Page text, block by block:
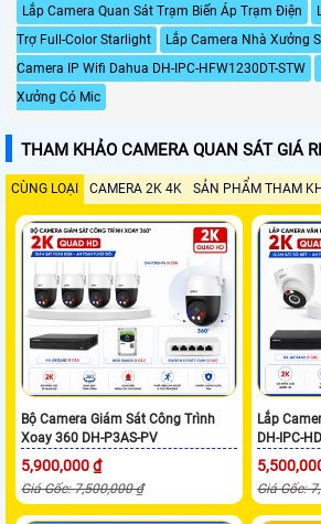
Lắp Camera Quan Sát Trạm Biến Áp Trạm Điện
Trợ Full-Color Starlight
Lắp Camera Nhà Xưởng
Camera IP Wifi Dahua DH-IPC-HFW1230DT-STW
Xưởng Có Mic
THAM KHẢO CAMERA QUAN SÁT GIÁ
CÙNG LOẠI CAMERA 2K 4K SẢN PHẨM THAM
Bộ Camera Giám Sát Công Trình
Xoay 360 DH-P3AS-PV
5,900,000 ₫
Giá Gốc: 7,500,000 ₫
Lắp
DH-IPC-
Giá Gốc: